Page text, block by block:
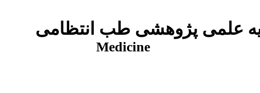
طب انتظامی
Medicine